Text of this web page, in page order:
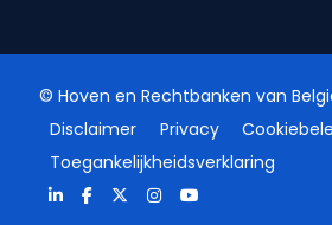
© Hoven en Rechtbanken van
Disclaimer
Privacy
Toegankelijkheidsverklaring